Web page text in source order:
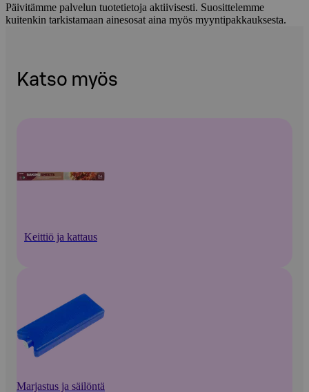
Päivitämme palvelun tuotetietoja aktiivisesti. Suosittelemme
kuitenkin tarkistamaan ainesosat aina myös myyntipakkauksesta.
Katso myös
Keittiö ja kattaus
Marjastus ja säilöntä